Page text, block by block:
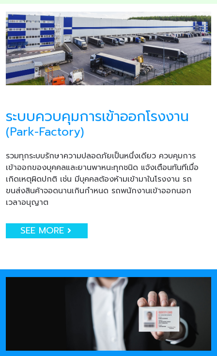
ระบบควบคุมการเข้าออกโรงงาน
(Park-Factory)
รวมทุกระบบรักษาความปลอดภัยเป็นหนึ่งเดียว ควบคุมการ
เข้าออกของบุคคลและยานพาหนะทุกชนิด แจ้งเตือนทันทีเมื่อ
เกิดเหตุผิดปกติ เช่น มีบุคคลต้องห้ามเข้ามาในโรงงาน รถ
ขนส่งสินค้าจอดนานเกินกำหนด รถพนักงานเข้าออกนอก
เวลาอนุญาต
SEE MORE